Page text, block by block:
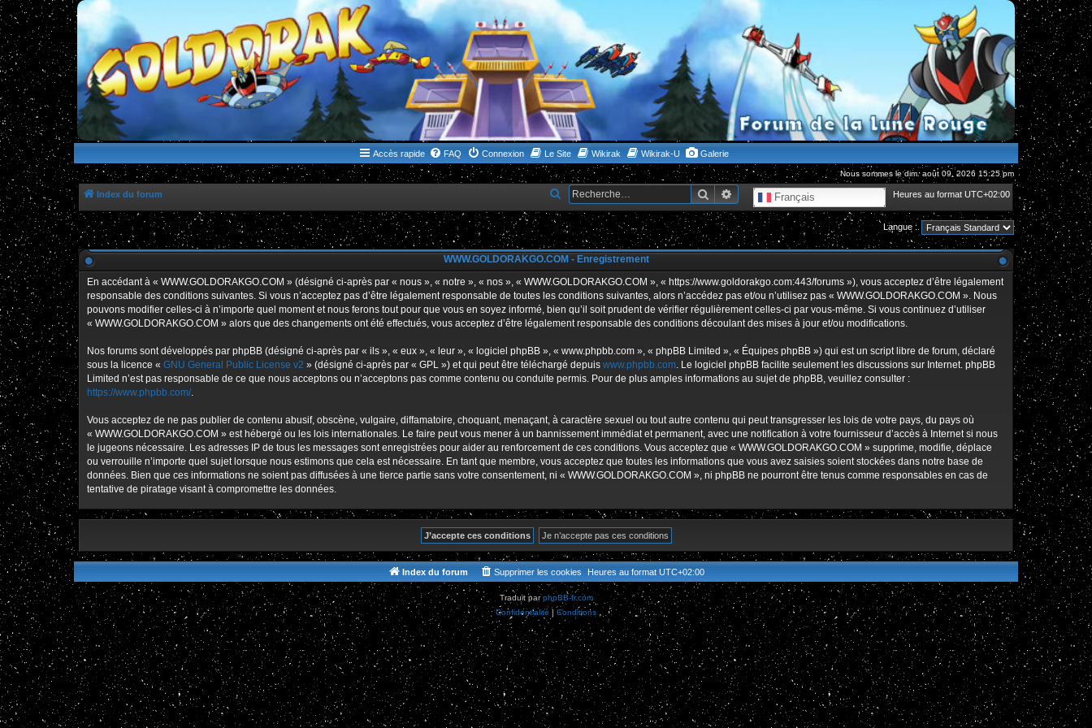
WWW.GOLDORAKGO.COM
le site de la Lune Rouge
Accès rapide FAQ Connexion Le Site Wikirak Wikirak-U Galerie
Nous sommes le dim. août 09, 2026 15:25 pm
Index du forum Heures au format UTC+02:00
Français
RechercherRecherche avancée
e
c
h
e
c
h
e
r
Langue :
WWW.GOLDORAKGO.COM - Enregistrement
En accédant à « WWW.GOLDORAKGO.COM » (désigné ci-après par « nous », « notre », « nos », « WWW.GOLDORAKGO.COM », « https://www.goldorakgo.com:443/forums »), vous acceptez d’être légalement
responsable des conditions suivantes. Si vous n’acceptez pas d’être légalement responsable de toutes les conditions suivantes, alors n’accédez pas et/ou n’utilisez pas « WWW.GOLDORAKGO.COM ». Nous
pouvons modifier celles-ci à n’importe quel moment et nous ferons tout pour que vous en soyez informé, bien qu’il soit prudent de vérifier régulièrement celles-ci par vous-même. Si vous continuez d’utiliser
« WWW.GOLDORAKGO.COM » alors que des changements ont été effectués, vous acceptez d’être légalement responsable des conditions découlant des mises à jour et/ou modifications.
Nos forums sont développés par phpBB (désigné ci-après par « ils », « eux », « leur », « logiciel phpBB », « www.phpbb.com », « phpBB Limited », « Équipes phpBB ») qui est un script libre de forum, déclaré
sous la licence « GNU General Public License v2 » (désigné ci-après par « GPL ») et qui peut être téléchargé depuis www.phpbb.com . Le logiciel phpBB facilite seulement les discussions sur Internet. phpBB
Limited n’est pas responsable de ce que nous acceptons ou n’acceptons pas comme contenu ou conduite permis. Pour de plus amples informations au sujet de phpBB, veuillez consulter :
https://www.phpbb.com/.
Vous acceptez de ne pas publier de contenu abusif, obscène, vulgaire, diffamatoire, choquant, menaçant, à caractère sexuel ou tout autre contenu qui peut transgresser les lois de votre pays, du pays où
« WWW.GOLDORAKGO.COM » est hébergé ou les lois internationales. Le faire peut vous mener à un bannissement immédiat et permanent, avec une notification à votre fournisseur d’accès à Internet si nous
le jugeons nécessaire. Les adresses IP de tous les messages sont enregistrées pour aider au renforcement de ces conditions. Vous acceptez que « WWW.GOLDORAKGO.COM » supprime, modifie, déplace
ou verrouille n’importe quel sujet lorsque nous estimons que cela est nécessaire. En tant que membre, vous acceptez que toutes les informations que vous avez saisies soient stockées dans notre base de
données. Bien que ces informations ne soient pas diffusées à une tierce partie sans votre consentement, ni « WWW.GOLDORAKGO.COM », ni phpBB ne pourront être tenus comme responsables en cas de
tentative de piratage visant à compromettre les données.
Index du forum Heures au format UTC+02:00
Supprimer les cookies
Traduit parphpBB-fr.com
Confidentialité |Conditions